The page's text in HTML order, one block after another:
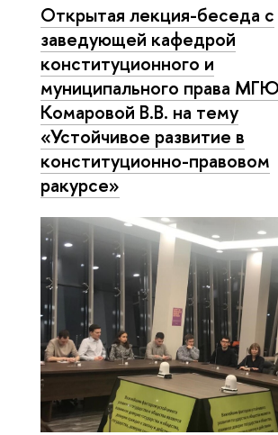
Открытая лекция-беседа с
заведующей кафедрой
конституционного и
муниципального права
Комаровой В.В. на тему
«Устойчивое развитие в
конституционно-правовом
ракурсе»